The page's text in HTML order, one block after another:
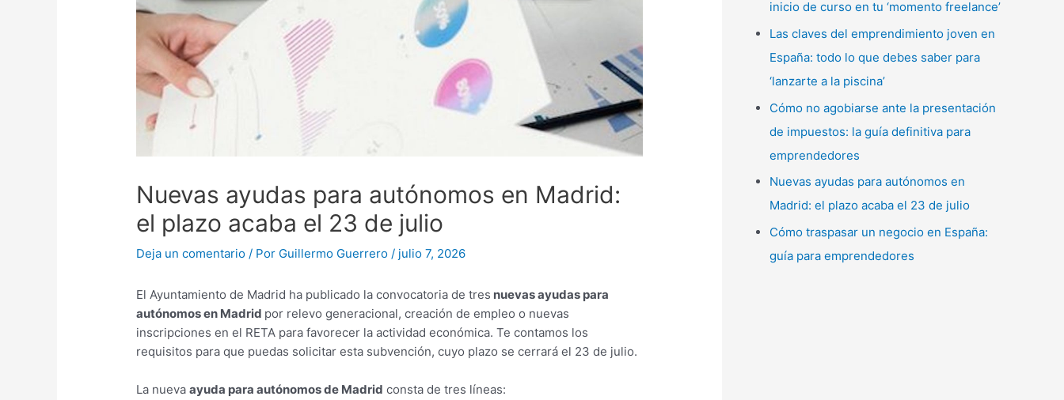
Nuevas ayudas para autónomos en Madrid:
el plazo acaba el 23 de julio
Deja un comentario / Por Guillermo Guerrero/ julio 7, 2026
El Ayuntamiento de Madrid ha publicado la convocatoria de tres nuevas ayudas para
autónomos en Madrid por relevo generacional, creación de empleo o nuevas
inscripciones en el RETA para favorecer la actividad económica. Te contamos los
requisitos para que puedas solicitar esta subvención, cuyo plazo se cerrará el 23 de julio.
La nuevaayuda para autónomos de Madrid consta de tres líneas:
o
r
inicio de curso en tu ‘momento freelance’
Las claves del emprendimiento joven en
España: todo lo que debes saber para
‘lanzarte a la piscina’
Cómo no agobiarse ante la presentación
de impuestos: la guía definitiva para
emprendedores
Nuevas ayudas para autónomos en
Madrid: el plazo acaba el 23 de julio
Cómo traspasar un negocio en España:
guía para emprendedores